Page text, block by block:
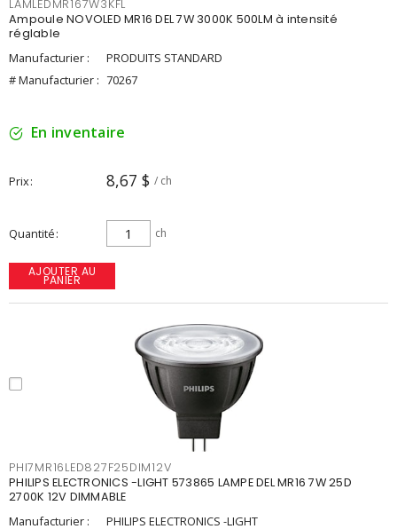
LAMLEDMR167W3KFL
Ampoule NOVOLED MR16 DEL 7W 3000K 500LM à intensité
réglable
Manufacturier :
PRODUITS STANDARD
# Manufacturier : 70267
En inventaire
Prix 8,67 $ / ch
Quantité ch
AJOUTER AU
PANIER
PHI7MR16LED827F25DIM12V
PHILIPS ELECTRONICS -LIGHT 573865 LAMPE DEL MR16 7W 25D
2700K 12V DIMMABLE
Manufacturier :
PHILIPS ELECTRONICS -LIGHT